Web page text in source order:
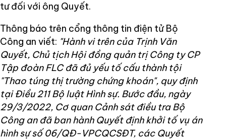
tư đối với ông Quyết.
Thông báo trên cổng thông tin điện tử Bộ
Công an viết: "Hành vi trên của Trịnh Văn
Quyết, Chủ tịch Hội đồng quản trị Công ty CP
Tập đoàn FLC đã đủ yếu tố cấu thành tội
"Thao túng thị trường chứng khoán", quy định
tại Điều 211 Bộ luật Hình sự. Bước đầu, ngày
29/3/2022, Cơ quan Cảnh sát điều tra Bộ
Công an đã ban hành Quyết định khởi tố vụ án
hình sự số 06/QĐ-VPCQCSĐT, các Quyết